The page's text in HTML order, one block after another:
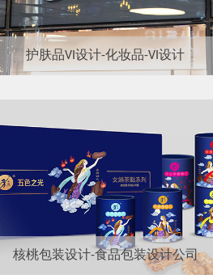
护肤品VI设计-化妆品-VI设计
核桃包装设计-食品包装设计公司